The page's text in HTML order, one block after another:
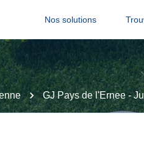
Nos solutions
GJ Pays de l'Ernee -